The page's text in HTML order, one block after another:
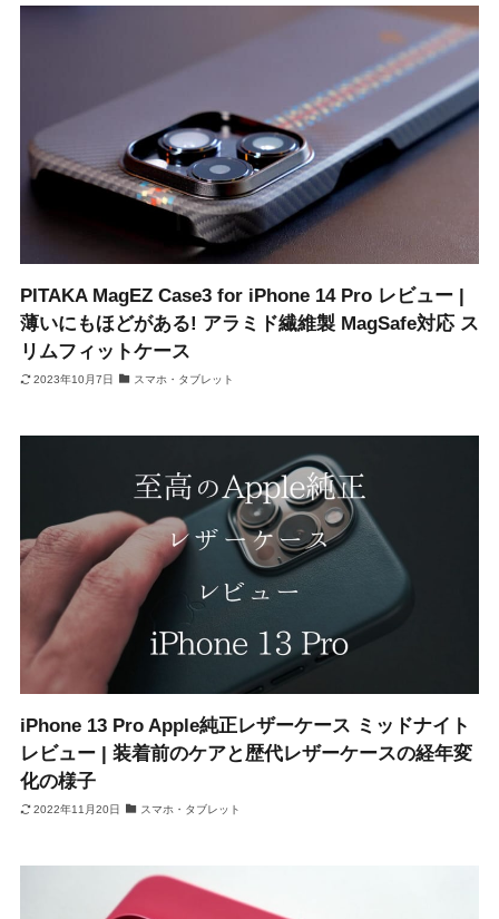
PITAKA MagEZ Case3 for iPhone 14 Pro レビュー |
薄いにもほどがある! アラミド繊維製 MagSafe対応 ス
リムフィットケース
2023年10月7日 スマホ・タブレット
iPhone 13 Pro Apple純正レザーケース ミッドナイト
レビュー | 装着前のケアと歴代レザーケースの経年変
化の様子
2022年11月20日 スマホ・タブレット